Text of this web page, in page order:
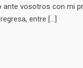
vosotros con mi
entre […]